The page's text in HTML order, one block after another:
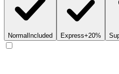
NormalIncluded Express+20%